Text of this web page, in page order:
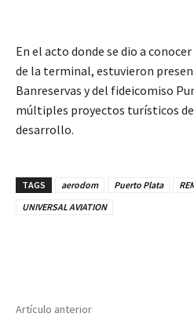
En el acto donde se dio a
de la terminal, estuvieron
Banreservas y del fideicomiso
múltiples proyectos turísticos de
desarrollo.
TAGS aerodom Puerto Plata
UNIVERSAL AVIATION
Artículo anterior